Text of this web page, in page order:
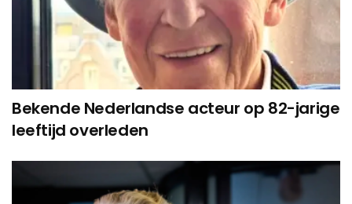
Bekende Nederlandse acteur op 82-jarige
leeftijd overleden